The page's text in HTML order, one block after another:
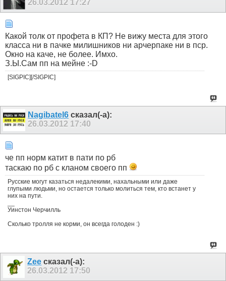
26.03.2012 17:27
Какой толк от профета в КП? Не вижу места для этого
класса ни в пачке милишников ни арчерпаке ни в пср.
Окно на каче, не более. Имхо.
З.Ы.Сам пп на мейне :-D
[SIGPIC][/SIGPIC]
Nagibatel6 сказал(-а):
26.03.2012 17:40
че пп норм катит в пати по рб
таскаю по рб с кланом своего пп
Русские могут казаться недалекими, нахальными или даже
глупыми людьми, но остается только молиться тем, кто встанет у
них на пути.
Уинстон Черчилль
Сколько тролля не корми, он всегда голоден :)
Zee сказал(-а):
26.03.2012 17:50